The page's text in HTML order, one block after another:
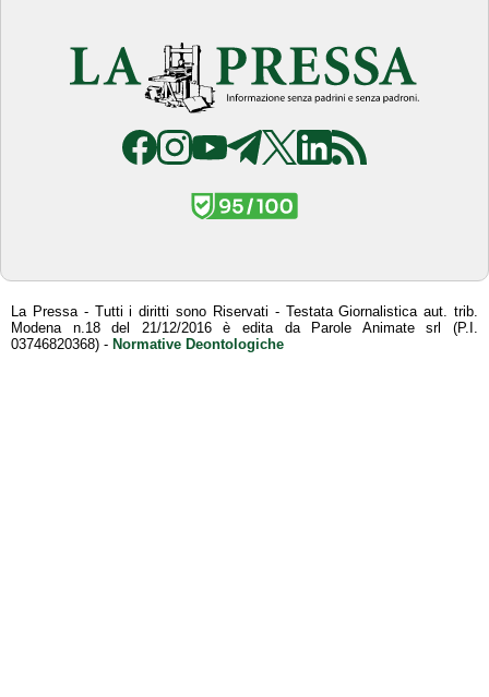
La Pressa - Tutti i diritti sono Riservati - Testata Giornalistica aut. trib.
Modena n.18 del 21/12/2016 è edita da Parole Animate srl (P.I.
03746820368) - Normative Deontologiche